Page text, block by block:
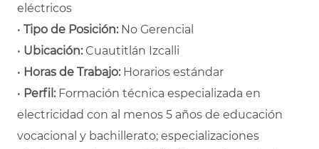
eléctricos
• Tipo de Posición: No Gerencial
• Ubicación:Cuautitlán Izcalli
• Horas de Trabajo: Horarios estándar
• Perfil: Formación técnica especializada en
electricidad con al menos 5 años de educación
vocacional y bachillerato; especializaciones